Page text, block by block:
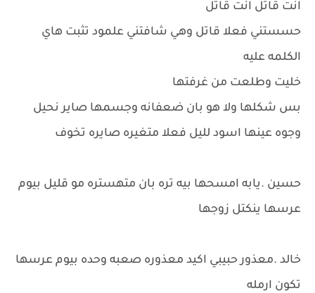
انت قاتل انت قاتل
حسستني فعلا قاتل وهي شافتني علمود تثبت هاي
الكلمه عليه
خليت وطلعت من غرفتها
بس شكلها ولا هو بان ضعفانه وجسمها صاير نحيل
وجوه عينها اسود لليل فعلا متغيره صايره تخوف
حسين .يابه امسحها بيه تره بان متهستره مو قليل بيوم
عرسها ينكتل زوجها
خالد .معذور حبيبي اكيد معذوره صعبه وحده بيوم عرسها
تكون ارمله